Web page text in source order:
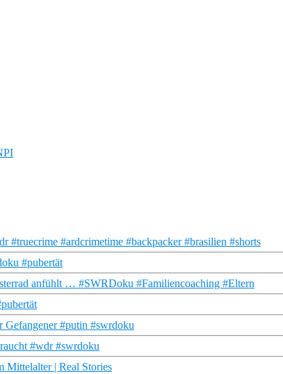
#truecrime #ardcrimetime #backpacker #brasilien #shorts
#pubertät
anfühlt … #SWRDoku #Familiencoaching #Eltern
Gefangener #putin #swrdoku
#wdr #swrdoku
| Real Stories